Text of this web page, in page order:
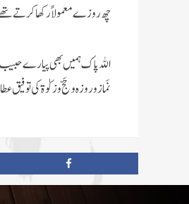
چھ روزے معمولاً رکھا کرتے
اللہ پاک ہمیں بھی پیارے
نَماز و روزہ وحَجّ و زکوٰۃ کی